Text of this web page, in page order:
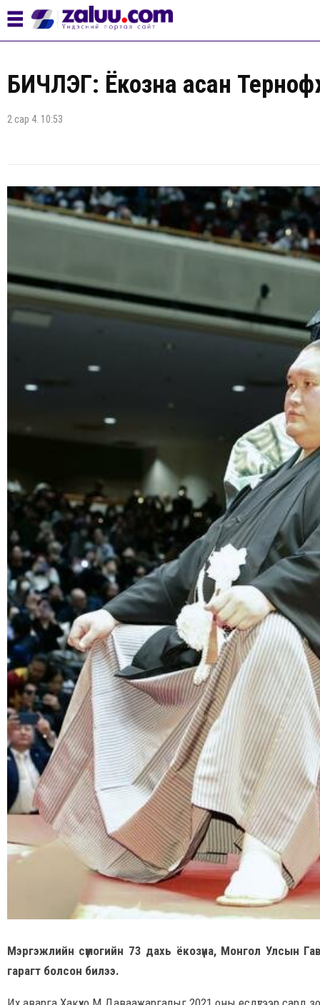
БИЧЛЭГ: Ёкозүна асан
2 сар 4. 10:53
Мэргэжлийн сүмогийн 73 дахь ёкозүна, Монгол Улсын
гарагт болсон билээ.